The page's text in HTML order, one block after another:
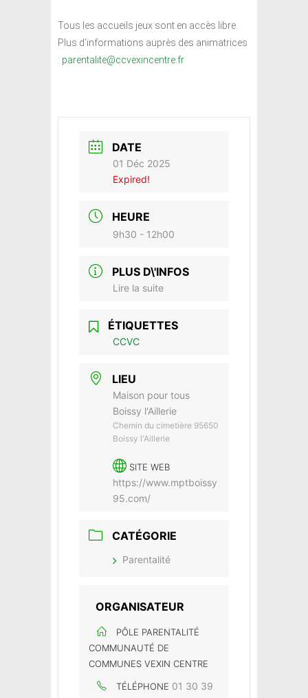
Tous les accueils jeux sont en accès libre.
Plus d’informations auprès des animatrices
: parentalite@ccvexincentre.fr
DATE
01 Déc 2025
Expired!
HEURE
9h30 - 12h00
PLUS D\'INFOS
Lire la suite
ÉTIQUETTES
CCVC
LIEU
Maison pour tous
Boissy l'Aillerie
Chemin du cimetière 95650
Boissy l'Aillerie
SITE WEB
https://www.mptboissy
95.com/
CATÉGORIE
Parentalité
ORGANISATEUR
PÔLE PARENTALITÉ
COMMUNAUTÉ DE
COMMUNES VEXIN CENTRE
TÉLÉPHONE 01 30 39